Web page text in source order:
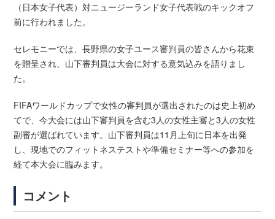
（日本女子代表）対ニュージーランド女子代表戦のキックオフ
前に行われました。
セレモニーでは、長野県の女子ユース審判員の皆さんから花束
を贈呈され、山下審判員は大会に対する意気込みを語りまし
た。
FIFAワールドカップで女性の審判員が選出されたのは史上初め
てで、今大会には山下審判員を含む3人の女性主審と3人の女性
副審が選ばれています。山下審判員は11月上旬に日本を出発
し、現地でのフィットネステストや準備セミナー等への参加を
経て本大会に臨みます。
コメント